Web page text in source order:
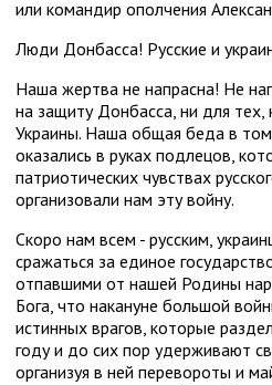
или командир ополчения
Люди Донбасса! Русские и
Наша жертва не напрасна! Не
на защиту Донбасса, ни для тех,
Украины. Наша общая беда в
оказались в руках подлецов,
патриотических чувствах
организовали нам эту войну.
Скоро нам всем - русским,
сражаться за единое
отпавшими от нашей Родины
Бога, что накануне большой
истинных врагов, которые
году и до сих пор удерживают
организуя в ней перевороты и